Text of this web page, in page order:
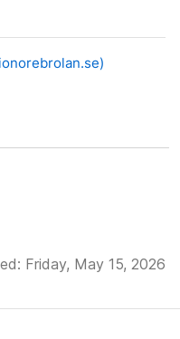
Friday, May 15, 2026